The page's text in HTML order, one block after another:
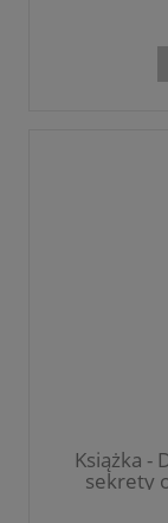
Książka -
sekrety